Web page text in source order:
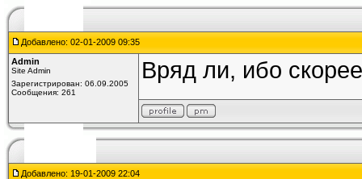
Добавлено: 02-01-2009 09:35
Admin
Site Admin
Зарегистрирован: 06.09.2005
Сообщения: 261
Вряд ли, ибо
Добавлено: 19-01-2009 22:04